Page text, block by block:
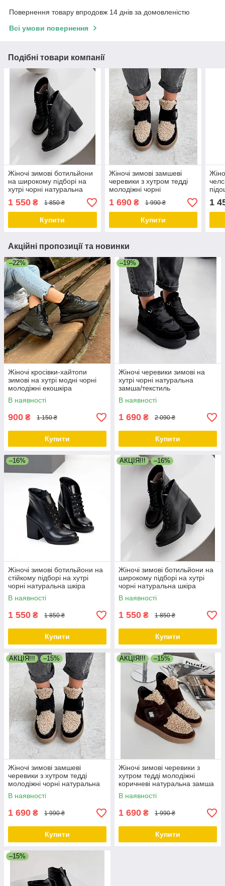
Повернення товару впродовж 14 днів за домовленістю
Всі умови повернення
Подібні товари компанії
Жіночі зимові ботильйони
на широкому підборі на
хутрі чорні натуральна
шкіра
1 550 ₴ 1 850 ₴
Купити
Жіночі зимові замшеві
черевики з хутром тедді
молодіжні чорні
натуральна замша
1 690₴ 1 990 ₴
Купити
1
Акційні пропозиції та новинки
–22%
Жіночі кросівки-хайтопи
зимові на хутрі модні чорні
молодіжні екошкіра
В наявності
900 ₴ 1 150 ₴
Купити
–19%
Жіночі черевики зимові на
хутрі чорні натуральна
замша/текстиль
В наявності
1 690 ₴ 2 090 ₴
Купити
–16%
Жіночі зимові ботильйони на
стійкому підборі на хутрі
чорні натуральна шкіра
В наявності
1 550 ₴ 1 850 ₴
Купити
АКЦІЯ!!! –16%
Жіночі зимові ботильйони на
широкому підборі на хутрі
чорні натуральна шкіра
В наявності
1 550 ₴ 1 850 ₴
Купити
АКЦІЯ!!! –15%
Жіночі зимові замшеві
черевики з хутром тедді
молодіжні чорні натуральна
замша
В наявності
1 690 ₴ 1 990 ₴
Купити
АКЦІЯ!!! –15%
Жіночі зимові черевики з
хутром тедді молодіжні
коричневі натуральна замша
В наявності
1 690 ₴ 1 990 ₴
Купити
–15%